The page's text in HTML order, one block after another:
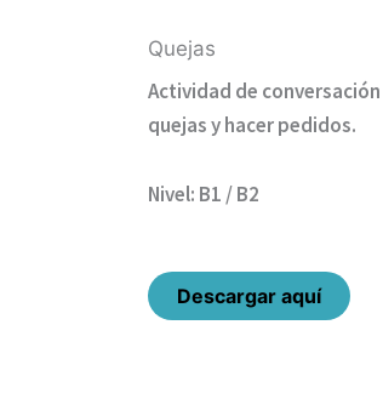
Quejas
Actividad de
quejas y hacer pedidos.
Nivel: B1 / B2
Descargar aquí